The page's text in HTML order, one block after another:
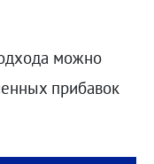
можно
прибавок